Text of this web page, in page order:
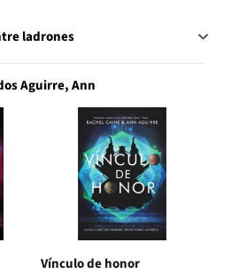
ladrones
Aguirre, Ann
Vínculo de honor